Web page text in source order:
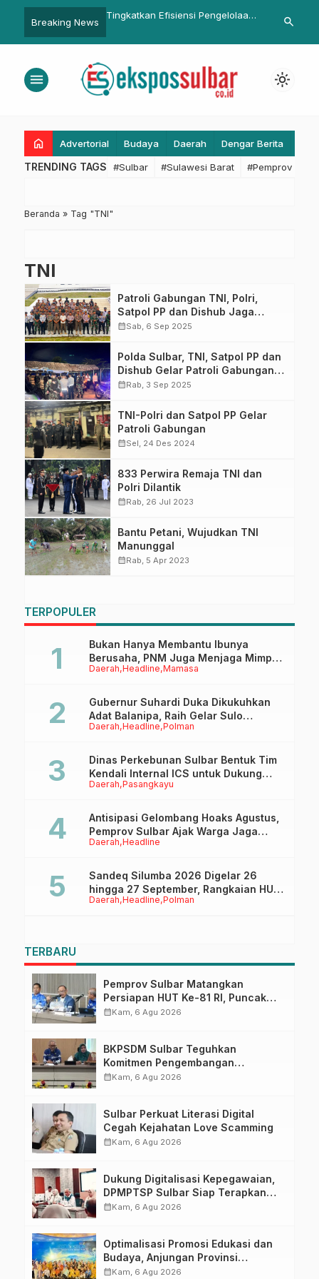
Breaking News
Tingkatkan Efisiensi Pengelolaan
Sistem Monitoring Berbasis Digital
Cegah
Lahan SD
search
menu light_mode
home Advertorial Budaya Daerah Dengar Berita
TRENDING TAGS #Sulbar #Sulawesi Barat #Pemprov
Beranda » Tag "TNI"
TNI
Patroli Gabungan TNI, Polri,
Satpol PP dan Dishub Jaga
Kamtibmas Kota Mamuju
calendar_monthSab, 6 Sep 2025
Polda Sulbar, TNI, Satpol PP dan
Dishub Gelar Patroli Gabungan
Ciptakan Kondisi Aman
calendar_monthRab, 3 Sep 2025
TNI-Polri dan Satpol PP Gelar
Patroli Gabungan
calendar_monthSel, 24 Des 2024
833 Perwira Remaja TNI dan
Polri Dilantik
calendar_monthRab, 26 Jul 2023
Bantu Petani, Wujudkan TNI
Manunggal
calendar_monthRab, 5 Apr 2023
TERPOPULER
Daerah Headline Mamasa
Bukan Hanya Membantu Ibunya
Berusaha, PNM Juga Menjaga Mimpi
Anaknya Untuk Menggapai Cita-Cita
Daerah Headline Polman
Gubernur Suhardi Duka Dikukuhkan
Adat Balanipa, Raih Gelar Sulo
Tappidena
Daerah Pasangkayu
Dinas Perkebunan Sulbar Bentuk Tim
Kendali Internal ICS untuk Dukung
Sertifikasi ISPO Pekebun di
Daerah Headline
Antisipasi Gelombang Hoaks Agustus,
Pemprov Sulbar Ajak Warga Jaga
Ruang Digital
Daerah Headline Polman
Sandeq Silumba 2026 Digelar 26
hingga 27 September, Rangkaian HUT
Sulbar
TERBARU
Pemprov Sulbar Matangkan
Persiapan HUT Ke-81 RI, Puncak
Upacara di Lapangan Ahmad
calendar_monthKam, 6 Agu 2026
BKPSDM Sulbar Teguhkan
Komitmen Pengembangan
Kompetensi ASN melalui
calendar_monthKam, 6 Agu 2026
Sulbar Perkuat Literasi Digital
Cegah Kejahatan Love Scamming
calendar_monthKam, 6 Agu 2026
Dukung Digitalisasi Kepegawaian,
DPMPTSP Sulbar Siap Terapkan
Aplikasi FLEKSI ASN
calendar_monthKam, 6 Agu 2026
Optimalisasi Promosi Edukasi dan
Budaya, Anjungan Provinsi
Sulawesi Barat Perkuat Kolaborasi
calendar_monthKam, 6 Agu 2026